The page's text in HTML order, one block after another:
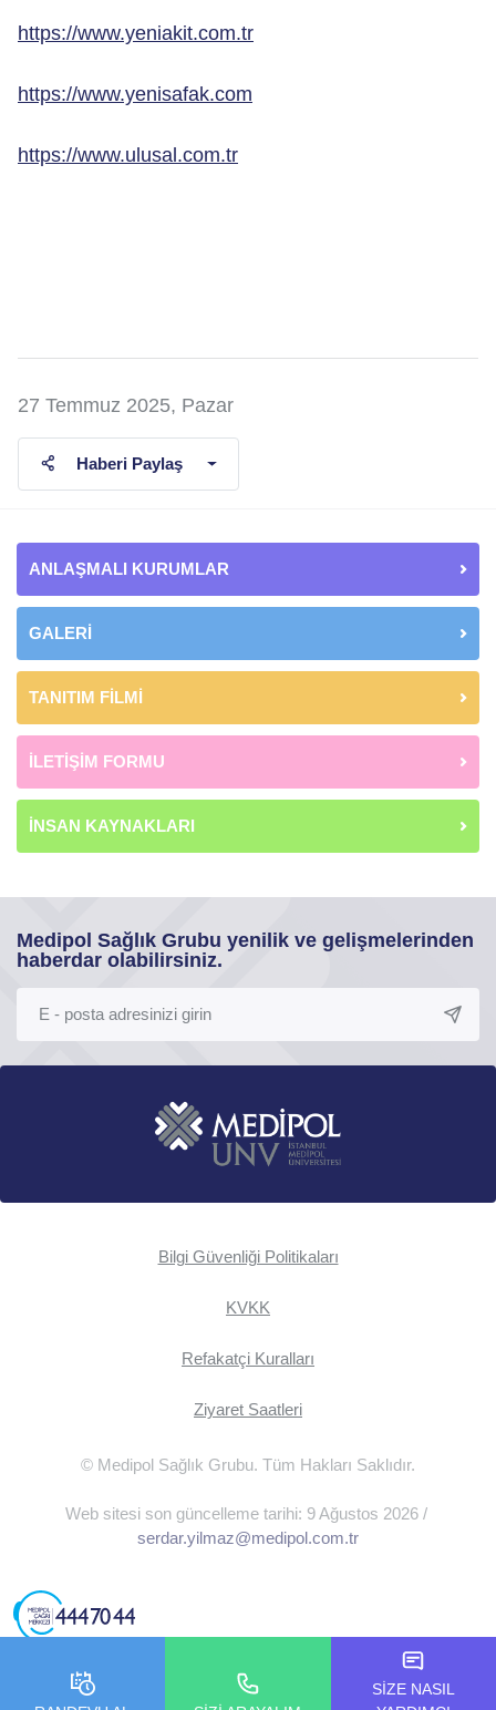
https://www.yeniakit.com.tr
https://www.yenisafak.com
https://www.ulusal.com.tr
27 Temmuz 2025, Pazar
Haberi Paylaş
ANLAŞMALI KURUMLAR
GALERİ
TANITIM FİLMİ
İLETİŞİM FORMU
İNSAN KAYNAKLARI
Medipol Sağlık Grubu yenilik ve gelişmelerinden
haberdar olabilirsiniz.
Bilgi Güvenliği Politikaları
KVKK
Refakatçi Kuralları
Ziyaret Saatleri
© Medipol Sağlık Grubu. Tüm Hakları Saklıdır.
Web sitesi son güncelleme tarihi: 9 Ağustos 2026 /
serdar.yilmaz@medipol.com.tr
SİZE NASIL